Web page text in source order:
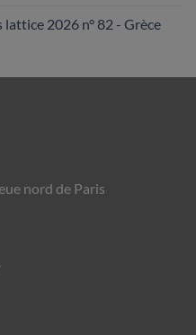
2026 n° 82 - Grèce
nord de Paris